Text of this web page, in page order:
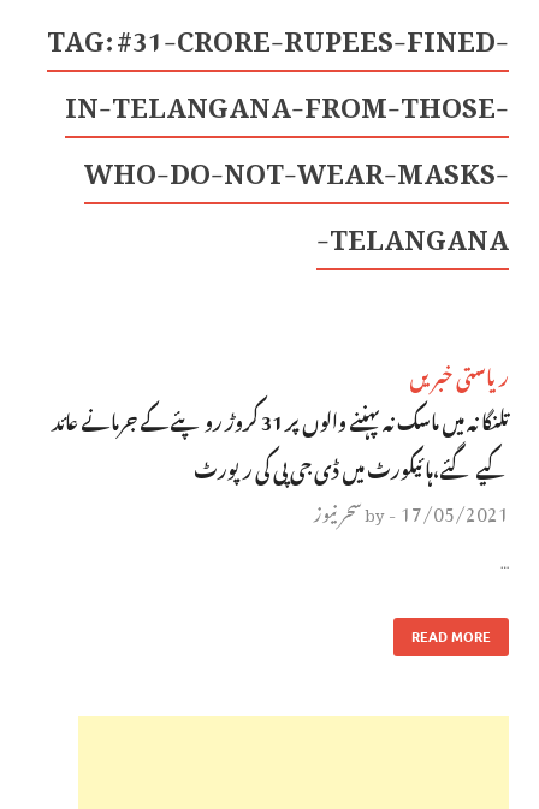
TAG:#31-CRORE-RUPEES-FINED-
IN-TELANGANA-FROM-THOSE-
WHO-DO-NOT-WEAR-MASKS-
TELANGANA-
ریاستی خبریں
تلنگانہ میں ماسک نہ پہننے والوں پر 31 کروڑ روپئے کے جرمانے عائد
کیے گئے،ہائیکورٹ میں ڈی جی پی کی رپورٹ
17/05/2021
-
byسحر نیوز
…
READ MORE